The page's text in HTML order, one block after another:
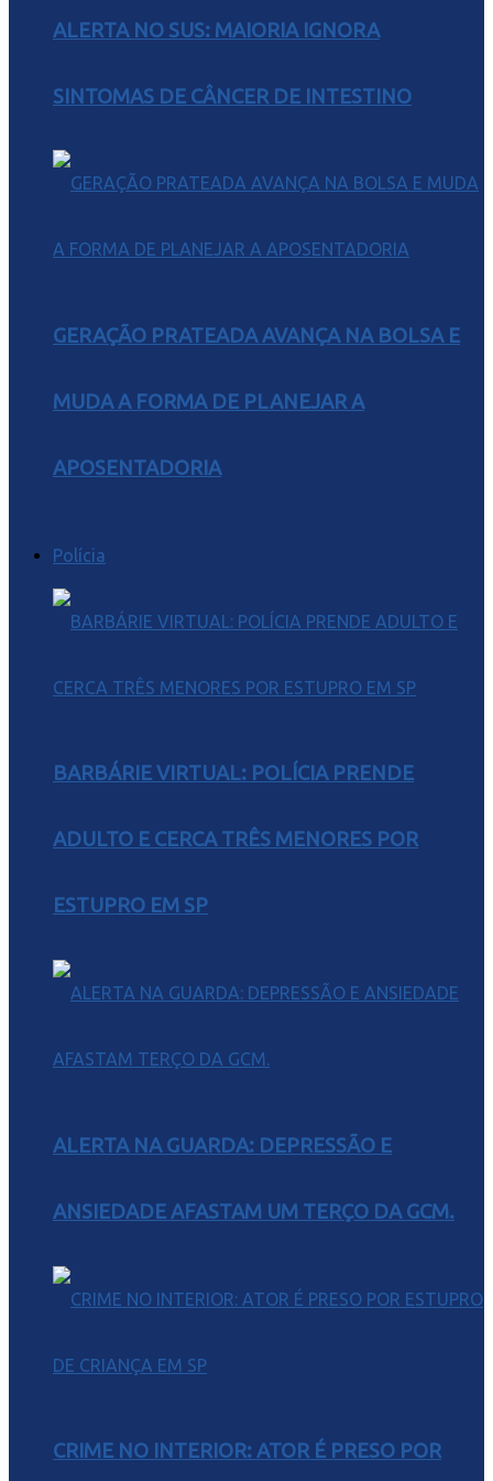
ALERTA NO SUS: MAIORIA IGNORA
SINTOMAS DE CÂNCER DE INTESTINO
GERAÇÃO PRATEADA AVANÇA NA BOLSA E
MUDA A FORMA DE PLANEJAR A
APOSENTADORIA
Polícia
BARBÁRIE VIRTUAL: POLÍCIA PRENDE
ADULTO E CERCA TRÊS MENORES POR
ESTUPRO EM SP
ALERTA NA GUARDA: DEPRESSÃO E
ANSIEDADE AFASTAM UM TERÇO DA GCM.
CRIME NO INTERIOR: ATOR É PRESO POR